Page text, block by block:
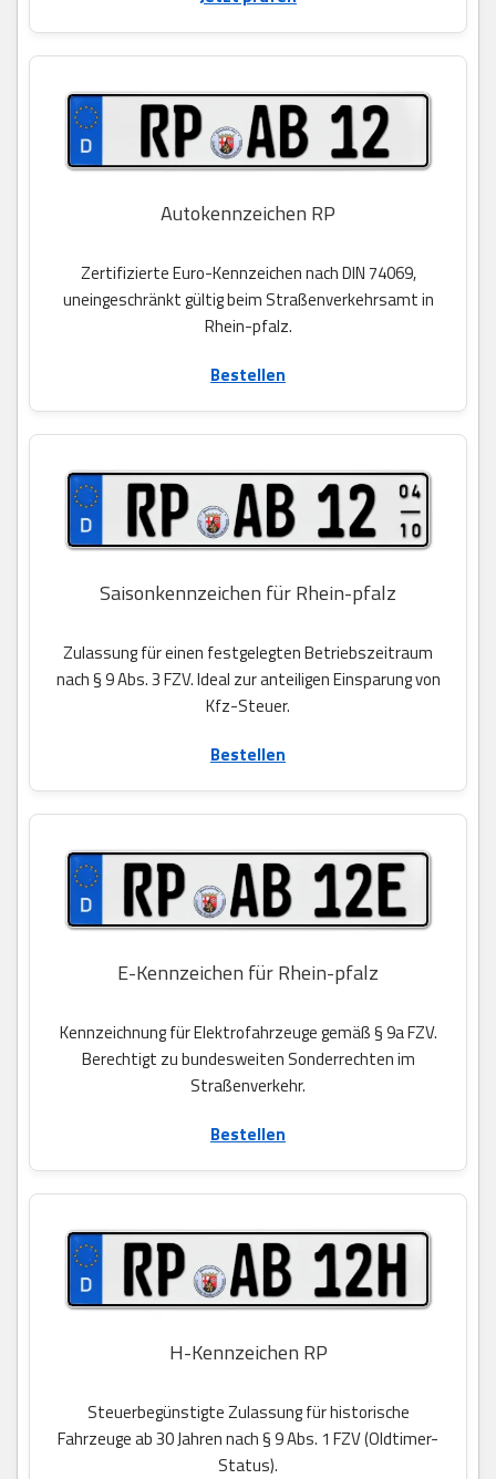
Autokennzeichen RP
Zertifizierte Euro-Kennzeichen nach DIN 74069,
uneingeschränkt gültig beim Straßenverkehrsamt in
Rhein-pfalz.
Bestellen
Saisonkennzeichen für Rhein-pfalz
Zulassung für einen festgelegten Betriebszeitraum
nach § 9 Abs. 3 FZV. Ideal zur anteiligen Einsparung von
Kfz-Steuer.
Bestellen
E-Kennzeichen für Rhein-pfalz
Kennzeichnung für Elektrofahrzeuge gemäß § 9a FZV.
Berechtigt zu bundesweiten Sonderrechten im
Straßenverkehr.
Bestellen
H-Kennzeichen RP
Steuerbegünstigte Zulassung für historische
Fahrzeuge ab 30 Jahren nach § 9 Abs. 1 FZV (Oldtimer-
Status).